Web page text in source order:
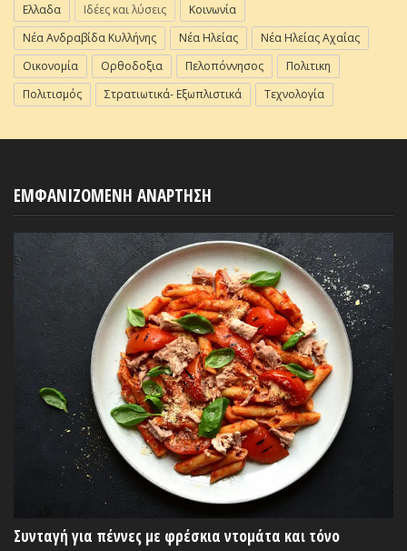
Ελλαδα
Ιδέες και λύσεις
Κοινωνία
Νέα Ανδραβίδα Κυλλήνης
Νέα Ηλείας
Νέα Ηλείας Αχαΐας
Οικονομία
Ορθοδοξια Πελοπόννησος
Πολιτικη
Πολιτισμός
Στρατιωτικά- Εξωπλιστικά Τεχνολογία
ΕΜΦΑΝΙΖΟΜΕΝΗ ΑΝΑΡΤΗΣΗ
Συνταγή για πέννες με φρέσκια ντομάτα και τόνο